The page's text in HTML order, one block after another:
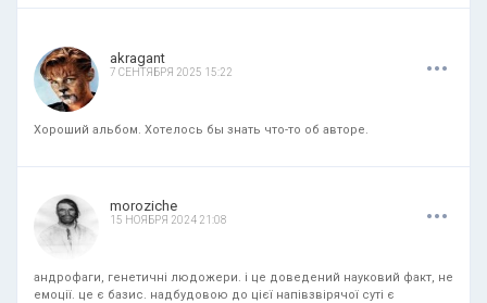
akragant
7 СЕНТЯБРЯ 2025 15:22 ...
Хороший альбом. Хотелось бы знать что-то об авторе.
moroziche
15 НОЯБРЯ 2024 21:08 ...
андрофаги, генетичні людожери. і це доведений науковий факт, не
емоції. це є базис. надбудовою до цієї напівзвірячої суті є